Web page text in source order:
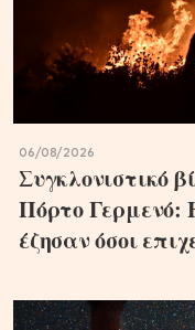
06/08/2026
Συγκλονιστικό
Πόρτο Γερμενό:
έζησαν όσοι